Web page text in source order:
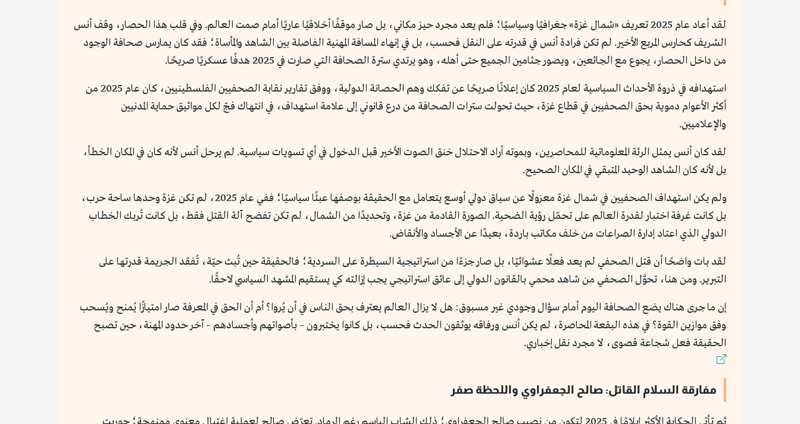
لقد أعاد عام 2025 تعريف «شمال غزة» جغرافيًا وسياسيًا؛ فلم يعد مجرد حيز مكاني، بل صار موقفًا أخلاقيًا عاريًا أمام صمت العالم. وفي قلب هذا الحصار، وقف أنس
الشريف كحارس المربع الأخير. لم تكن فرادة أنس في قدرته على النقل فحسب، بل في إنهاء المسافة المهنية الفاصلة بين الشاهد والمأساة؛ فقد كان يمارس صحافة الوجود
من داخل الحصار، يجوع مع الجائعين، ويصور جثامين الجميع حتى أهله، وهو يرتدي سترة الصحافة التي صارت في 2025 هدفًا عسكريًا صريحًا.
استهدافه في ذروة الأحداث السياسية لعام 2025 كان إعلانًا صريحًا عن تفكك وهم الحصانة الدولية، ووفق تقارير نقابة الصحفيين الفلسطينيين، كان عام 2025 من
أكثر الأعوام دموية بحق الصحفيين في قطاع غزة، حيث تحولت سترات الصحافة من درع قانوني إلى علامة استهداف، في انتهاك فجّ لكل مواثيق حماية المدنيين
والإعلاميين.
لقد كان أنس يمثل الرئة المعلوماتية للمحاصرين، وبموته أراد الاحتلال خنق الصوت الأخير قبل الدخول في أي تسويات سياسية. لم يرحل أنس لأنه كان في المكان الخطأ،
بل لأنه كان الشاهد الوحيد المتبقي في المكان الصحيح.
ولم يكن استهداف الصحفيين في شمال غزة معزولًا عن سياق دولي أوسع يتعامل مع الحقيقة بوصفها عبئًا سياسيًا؛ ففي عام 2025، لم تكن غزة وحدها ساحة حرب،
بل كانت غرفة اختبار لقدرة العالم على تحمّل رؤية الضحية. الصورة القادمة من غزة، وتحديدًا من الشمال، لم تكن تفضح آلة القتل فقط، بل كانت تُربك الخطاب
الدولي الذي اعتاد إدارة الصراعات من خلف مكاتب باردة، بعيدًا عن الأجساد والأنقاض.
لقد بات واضحًا أن قتل الصحفي لم يعد فعلًا عشوائيًا، بل صار جزءًا من استراتيجية السيطرة على السردية؛ فالحقيقة حين تُبث حيّة، تُفقد الجريمة قدرتها على
التبرير. ومن هنا، تحوَّل الصحفي من شاهد محمي بالقانون الدولي إلى عائق استراتيجي يجب إزالته كي يستقيم المشهد السياسي لاحقًا.
إن ما جرى هناك يضع الصحافة اليوم أمام سؤال وجودي غير مسبوق: هل لا يزال العالم يعترف بحق الناس في أن يُروا؟ أم أن الحق في المعرفة صار امتيازًا يُمنح ويُسحب
وفق موازين القوة؟ في هذه البقعة المحاصرة، لم يكن أنس ورفاقه يوثقون الحدث فحسب، بل كانوا يختبرون – بأصواتهم وأجسادهم – آخر حدود المهنة، حين تصبح
الحقيقة فعل شجاعة قصوى، لا مجرد نقل إخباري.
مفارقة السلام القاتل: صالح الجعفراوي واللحظة صفر